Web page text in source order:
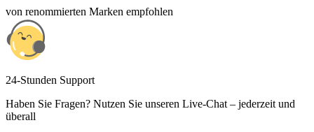
von renommierten Marken empfohlen
24-Stunden Support
Haben Sie Fragen? Nutzen Sie unseren Live-Chat – jederzeit und
überall